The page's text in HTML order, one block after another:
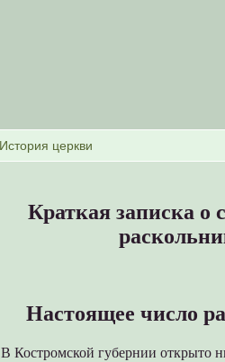
Краткая записка о
Настоящее число
В Костромской губернии открыто